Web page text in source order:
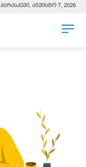
პარასკევი, აგვისტო 7, 2026